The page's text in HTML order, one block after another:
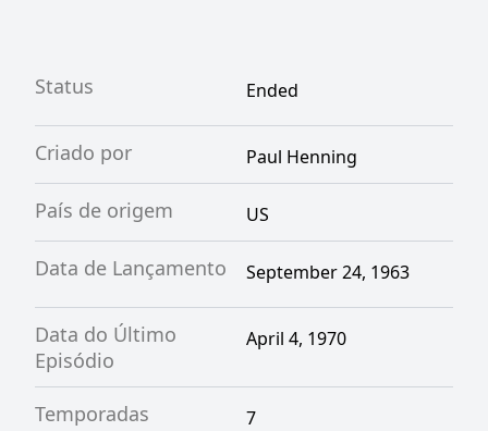
Status Ended
Criado por Paul Henning
País de origem US
Data de Lançamento September 24, 1963
Data do Último
Episódio
April 4, 1970
Temporadas 7